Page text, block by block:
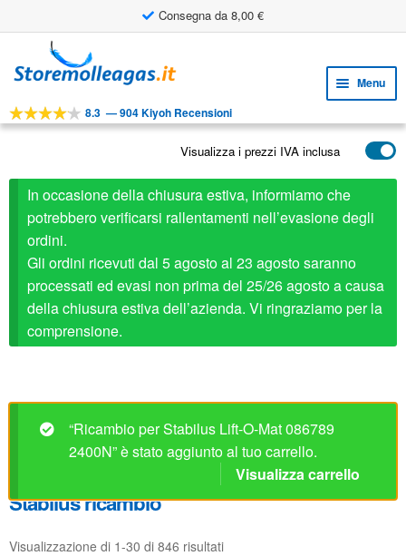
Consegna da 8,00 €
alla
al
Menu
STRUMENTI
il
menu
child
child
APPLICAZIONI
SERVIZIO CLIENTI
child
FAQ
8.3 —904 Kiyoh Recensioni
Visualizza i prezzi IVA inclusa
In occasione della chiusura estiva, informiamo che
potrebbero verificarsi rallentamenti nell’evasione degli
ordini.
Gli ordini ricevuti dal 5 agosto al 23 agosto saranno
processati ed evasi non prima del 25/26 agosto a causa
della chiusura estiva dell’azienda. Vi ringraziamo per la
comprensione.
“Ricambio per Stabilus Lift-O-Mat 086789
2400N” è stato aggiunto al tuo carrello.
Visualizza carrello
Stabilus ricambio
Visualizzazione di 1-30 di 846 risultati